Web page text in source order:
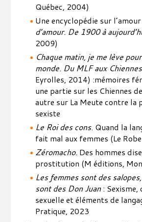
Québec, 2004)
Une encyclopédie sur
d’amour. De 1900 à
2009)
Chaque matin, je me lève
monde. Du MLF aux
Eyrolles, 2014) :mémoires
une partie sur les Chiennes
autre sur La Meute contre la
sexiste
Le Roi des cons. Quand la
fait mal aux femmes (Le
Zéromacho. Des hommes
prostitution (M éditions,
Les femmes sont des
sont des Don Juan: Sexisme,
sexuelle et éléments de
Pratique, 2023